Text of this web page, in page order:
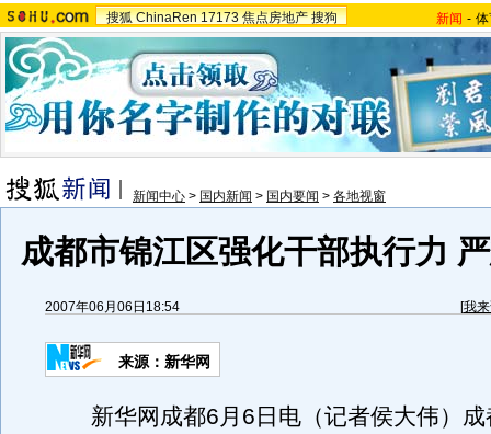
搜狐 ChinaRen 17173 焦点房地产 搜狗 新闻 -
新闻中心 > 国内新闻 > 国内要闻 > 各地视窗
成都市锦江区强化干部执行力
2007年06月06日18:54 [我
来源：新华网
新华网成都6月6日电（记者侯大伟）成